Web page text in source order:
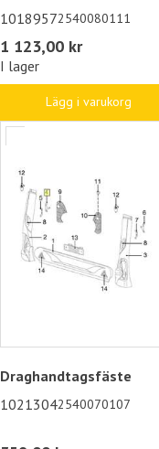
10189572540080111
1 123,00 kr
I lager
Lägg i varukorg
Draghandtagsfäste
10213042540070107